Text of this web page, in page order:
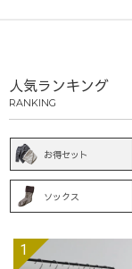
人気ランキング
RANKING
お得セット
ソックス